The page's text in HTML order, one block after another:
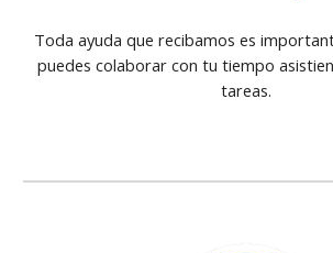
Toda ayuda que recibamos es
puedes colaborar con tu tiempo
tareas.